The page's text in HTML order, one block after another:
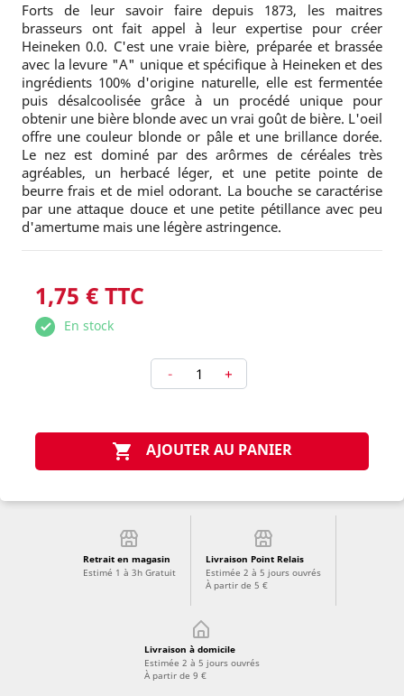
Forts de leur savoir faire depuis 1873, les maitres
brasseurs ont fait appel à leur expertise pour créer
Heineken 0.0. C'est une vraie bière, préparée et brassée
avec la levure "A" unique et spécifique à Heineken et des
ingrédients 100% d'origine naturelle, elle est fermentée
puis désalcoolisée grâce à un procédé unique pour
obtenir une bière blonde avec un vrai goût de bière. L'oeil
offre une couleur blonde or pâle et une brillance dorée.
Le nez est dominé par des arôrmes de céréales très
agréables, un herbacé léger, et une petite pointe de
beurre frais et de miel odorant. La bouche se caractérise
par une attaque douce et une petite pétillance avec peu
d'amertume mais une légère astringence.
1,75 € TTC
En stock
- +
 AJOUTER AU PANIER
Retrait en magasin
Estimé 1 à 3h Gratuit
Livraison Point Relais
Estimée 2 à 5 jours ouvrés
À partir de 5 €
Livraison à domicile
Estimée 2 à 5 jours ouvrés
À partir de 9 €